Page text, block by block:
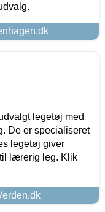
legetøj med
De er specialiseret
legetøj giver
lærerig leg. Klik